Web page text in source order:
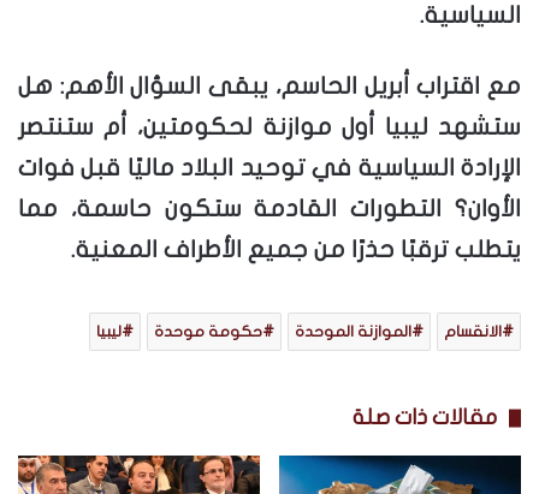
السياسية.
مع اقتراب أبريل الحاسم، يبقى السؤال الأهم: هل
ستشهد ليبيا أول موازنة لحكومتين، أم ستنتصر
الإرادة السياسية في توحيد البلاد ماليًا قبل فوات
الأوان؟ التطورات القادمة ستكون حاسمة، مما
يتطلب ترقبًا حذرًا من جميع الأطراف المعنية.
الانقسام الموازنة الموحدة حكومة موحدة ليبيا
مقالات ذات صلة